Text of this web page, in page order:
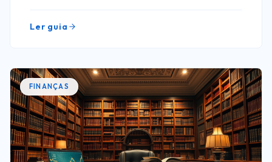
Ler guia
FINANÇAS